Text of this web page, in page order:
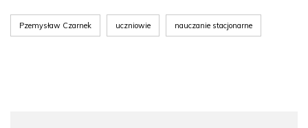
Pzemysław Czarnek uczniowie nauczanie stacjonarne